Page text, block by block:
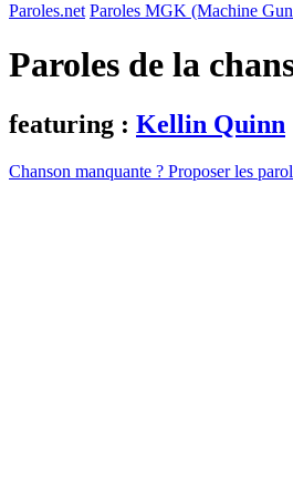
Paroles.net Paroles MGK (Machine
Paroles de la
featuring : Kellin Quinn
Chanson manquante ? Proposer les